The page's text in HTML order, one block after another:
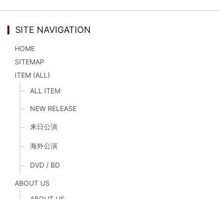
SITE NAVIGATION
HOME
SITEMAP
ITEM (ALL)
ALL ITEM
NEW RELEASE
来日公演
海外公演
DVD / BD
ABOUT US